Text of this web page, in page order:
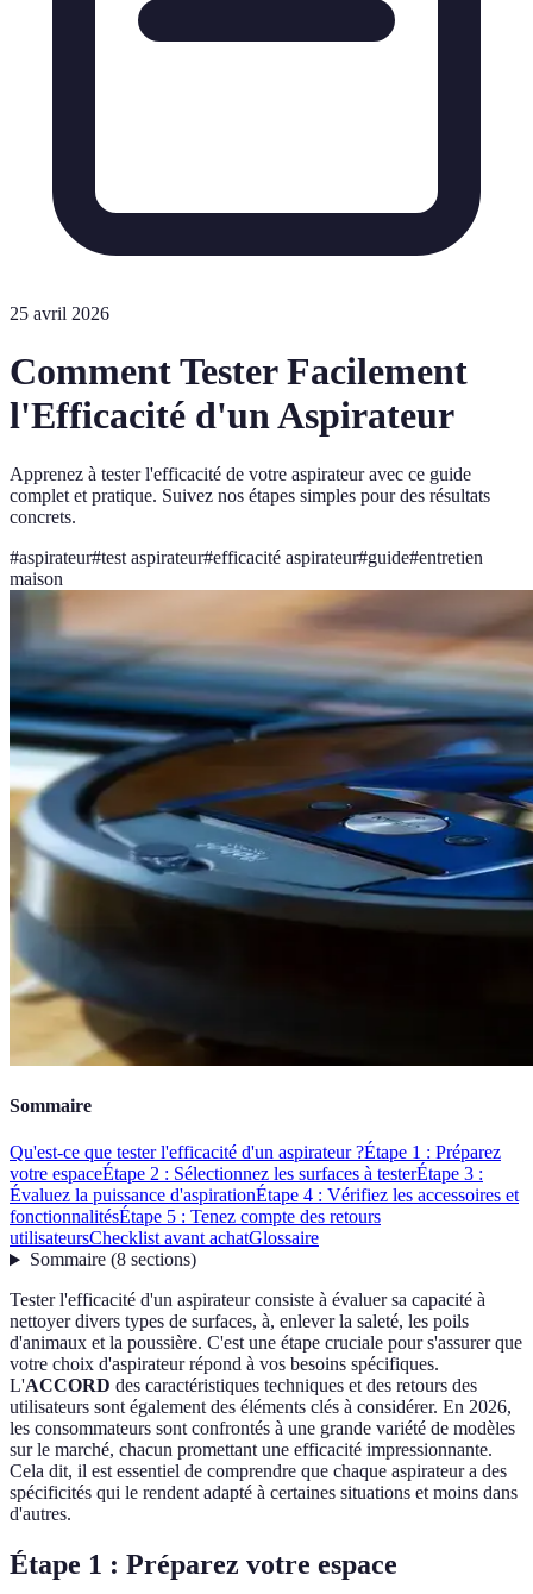
25 avril 2026
Comment Tester Facilement
l'Efficacité d'un Aspirateur
Apprenez à tester l'efficacité de votre aspirateur avec ce guide
complet et pratique. Suivez nos étapes simples pour des résultats
concrets.
#aspirateur#test aspirateur#efficacité aspirateur#guide#entretien
maison
Sommaire
Qu'est-ce que tester l'efficacité d'un aspirateur ?Étape 1 : Préparez
votre espaceÉtape 2 : Sélectionnez les surfaces à testerÉtape 3 :
Évaluez la puissance d'aspirationÉtape 4 : Vérifiez les accessoires et
fonctionnalitésÉtape 5 : Tenez compte des retours
utilisateursChecklist avant achatGlossaire
Sommaire(8 sections)
Tester l'efficacité d'un aspirateur consiste à évaluer sa capacité à
nettoyer divers types de surfaces, à, enlever la saleté, les poils
d'animaux et la poussière. C'est une étape cruciale pour s'assurer que
votre choix d'aspirateur répond à vos besoins spécifiques.
L'ACCORD des caractéristiques techniques et des retours des
utilisateurs sont également des éléments clés à considérer. En 2026,
les consommateurs sont confrontés à une grande variété de modèles
sur le marché, chacun promettant une efficacité impressionnante.
Cela dit, il est essentiel de comprendre que chaque aspirateur a des
spécificités qui le rendent adapté à certaines situations et moins dans
d'autres.
Étape 1 : Préparez votre espace